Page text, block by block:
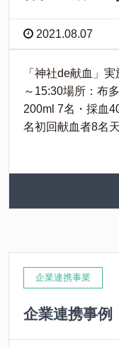
2021.08.07
「神社de献血」
～15:30場所：布
200ml 7名・採血
名初回献血者8名
企業連携事業
企業連携事例